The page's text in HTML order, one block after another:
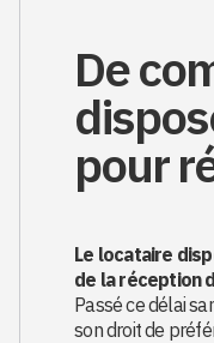
De
pour
Le locataire
de la réception
Passé ce délai
son droit de